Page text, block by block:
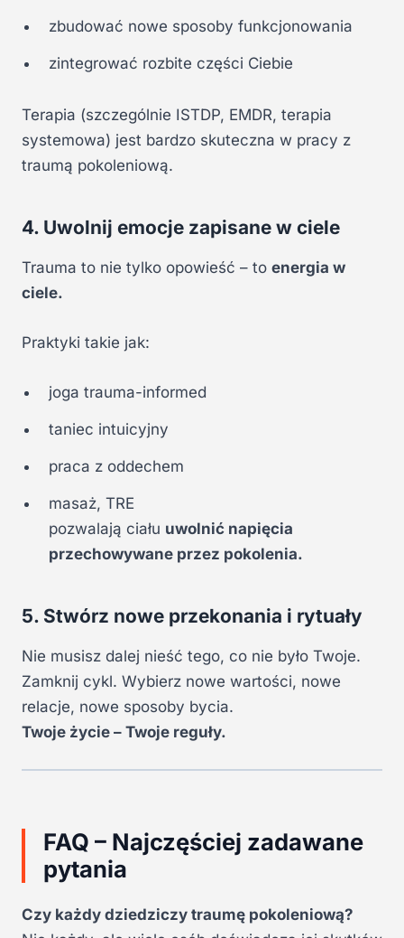
zbudować nowe sposoby funkcjonowania
zintegrować rozbite części Ciebie
Terapia (szczególnie ISTDP, EMDR, terapia
systemowa) jest bardzo skuteczna w pracy z
traumą pokoleniową.
4. Uwolnij emocje zapisane w ciele
Trauma to nie tylko opowieść – to energia w
ciele.
Praktyki takie jak:
joga trauma-informed
taniec intuicyjny
praca z oddechem
masaż, TRE
pozwalają ciału uwolnić napięcia
przechowywane przez pokolenia.
5. Stwórz nowe przekonania i rytuały
Nie musisz dalej nieść tego, co nie było Twoje.
Zamknij cykl. Wybierz nowe wartości, nowe
relacje, nowe sposoby bycia.
Twoje życie – Twoje reguły.
FAQ – Najczęściej zadawane
pytania
Czy każdy dziedziczy traumę pokoleniową?